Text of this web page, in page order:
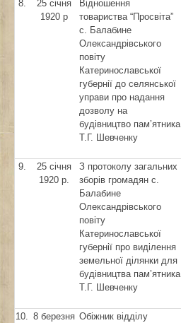
8.
25 січня
1920 р
Відношення
товариства “Просвіта”
с. Балабине
Олександрівського
повіту
Катеринославської
губернії до селянської
управи про надання
дозволу на
будівництво пам’ятника
Т.Г. Шевченку
9.
25 січня
1920 р.
З протоколу загальних
зборів громадян с.
Балабине
Олександрівського
повіту
Катеринославської
губернії про виділення
земельної ділянки для
будівництва пам’ятника
Т.Г. Шевченку
10. 8 березня Обіжник відділу